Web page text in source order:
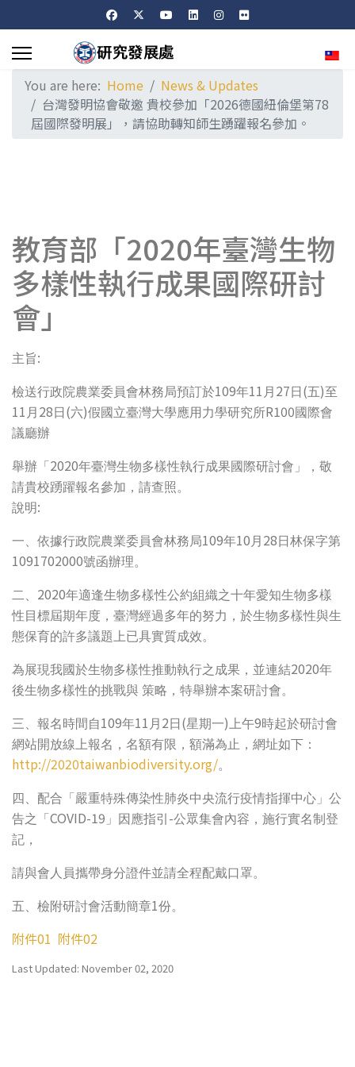
You are here: Home
News & Updates
台灣發明協會敬邀 貴校參加「2026德國紐倫堡第78
屆國際發明展」，請協助轉知師生踴躍報名參加。
教育部「2020年臺灣生物
多樣性執行成果國際研討
會」
主旨:
檢送行政院農業委員會林務局預訂於109年11 月 27 日 (五)至
11 月 28 日 (六)假國立臺灣大學應用力學研究所R100國際會
議廳辦
舉辦「 2020年臺灣生物多樣性執行成果國際研討會」，敬
請貴校踴躍報名參加，請查照。
說明:
一、依據行政院農業委員會林務局109年10 月 28 日林保字第
1091702000號函辦理。
二、 2020年適逢生物多樣性公約組織之十年愛知生物多樣
性目標屆期年度，臺灣經過多年的努力，於生物多樣性與生
態保育的許多議題上已具實質成效。
為展現我國於生物多樣性推動執行之成果，並連結2020年
後生物多樣性的挑戰與 策略，特舉辦本案研討會。
三、報名時間自109年11 月 2 日 (星期一) 上午9時起於研討會
網站開放線上報名，名額有限，額滿為止， 網址如下：
http://2020taiwanbiodiversity.org/。
四、配合「嚴重特殊傳染性肺炎中央流行疫情指揮中心」公
告之「 COVID-19 」因應指引 -公眾集會內容，施行實名制登
記，
請與會人員攜帶身分證件並請全程配戴口罩。
五、檢附研討會活動簡章1份。
附件01 附件02
Last Updated: November 02, 2020